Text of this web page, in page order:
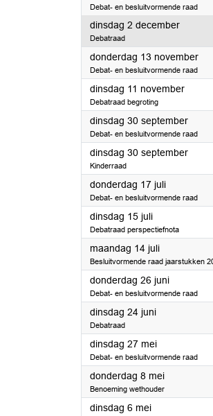
Debat- en besluitvormende raad
dinsdag 2 december2025
Debatraad
donderdag 13 november
Debat- en besluitvormende raad
dinsdag 11 november2025
Debatraad begroting
dinsdag 30 september2025
Debat- en besluitvormende raad
dinsdag 30 september2025
Kinderraad
donderdag 17 juli2025
Debat- en besluitvormende raad
dinsdag 15 juli2025
Debatraad perspectiefnota
maandag 14 juli2025
Besluitvormende raad jaarstukken
donderdag 26 juni2025
Debat- en besluitvormende raad
dinsdag 24 juni2025
Debatraad
dinsdag 27 mei2025
Debat- en besluitvormende raad
donderdag 8 mei2025
Benoeming wethouder
dinsdag 6 mei2025